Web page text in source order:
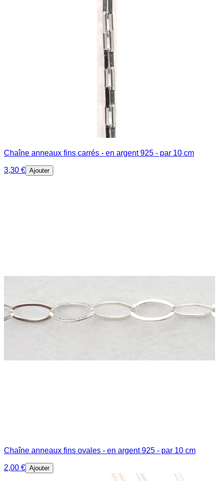
Chaîne anneaux fins carrés - en argent 925 - par 10 cm
3,30 € Ajouter
Chaîne anneaux fins ovales - en argent 925 - par 10 cm
2,00 € Ajouter